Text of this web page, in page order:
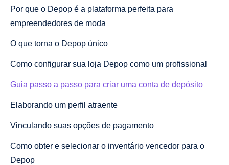
Por que o Depop é a plataforma perfeita para
empreendedores de moda
O que torna o Depop único
Como configurar sua loja Depop como um profissional
Guia passo a passo para criar uma conta de depósito
Elaborando um perfil atraente
Vinculando suas opções de pagamento
Como obter e selecionar o inventário vencedor para o
Depop